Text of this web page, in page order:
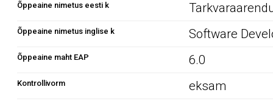
Õppeaine nimetus eesti k
Õppeaine nimetus inglise k Software
Õppeaine maht EAP 6.0
Kontrollivorm eksam